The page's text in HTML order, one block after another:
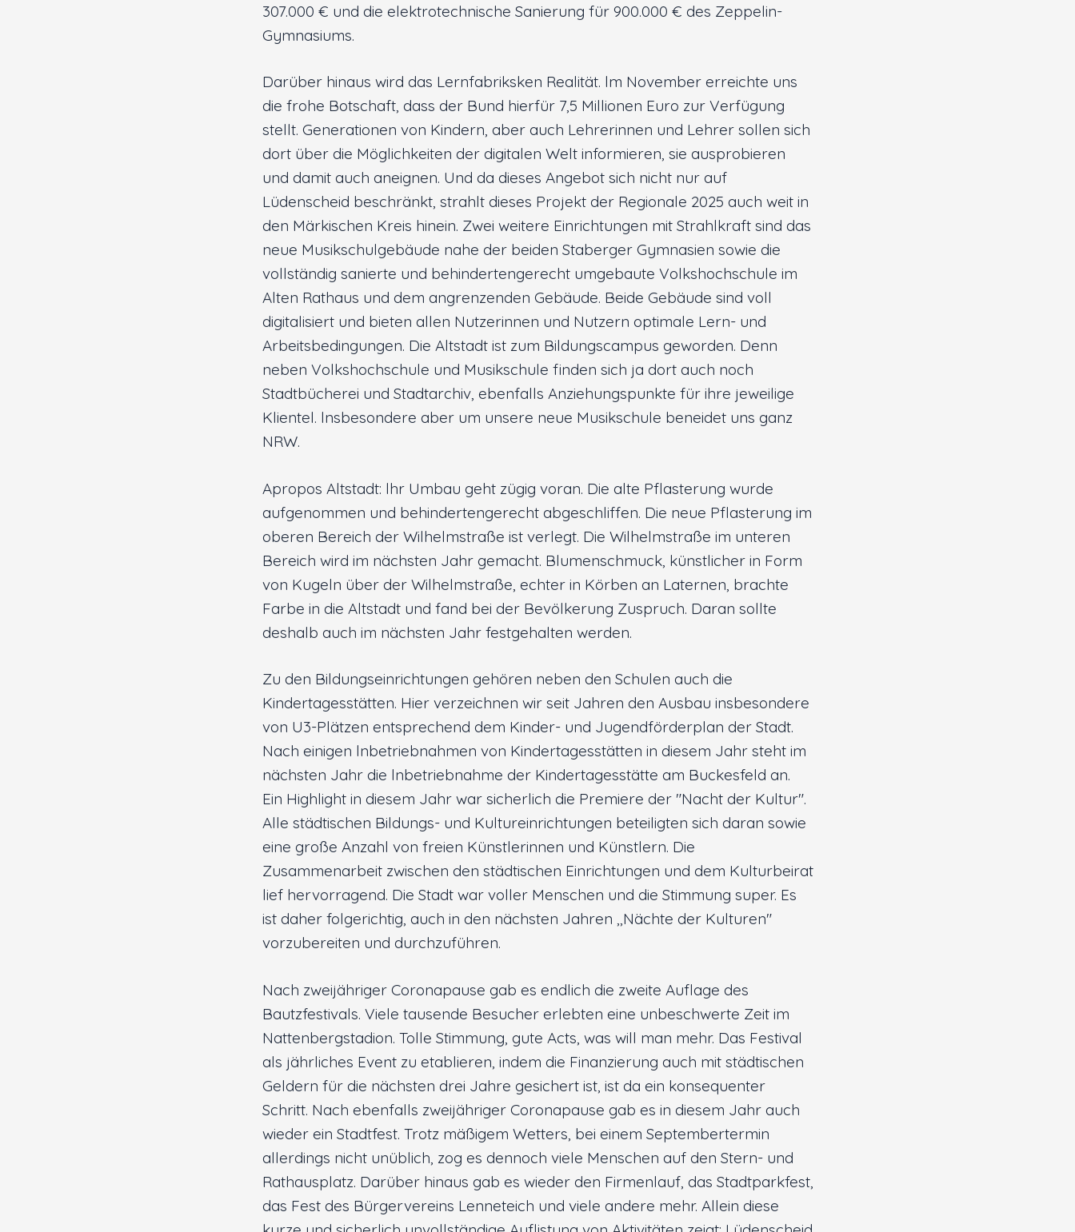
307.000 € und die elektrotechnische Sanierung für 900.000 € des Zeppelin-
Gymnasiums.
Darüber hinaus wird das Lernfabriksken Realität. lm November erreichte uns
die frohe Botschaft, dass der Bund hierfür 7,5 Millionen Euro zur Verfügung
stellt. Generationen von Kindern, aber auch Lehrerinnen und Lehrer sollen sich
dort über die Möglichkeiten der digitalen Welt informieren, sie ausprobieren
und damit auch aneignen. Und da dieses Angebot sich nicht nur auf
Lüdenscheid beschränkt, strahlt dieses Projekt der Regionale 2025 auch weit in
den Märkischen Kreis hinein. Zwei weitere Einrichtungen mit Strahlkraft sind das
neue Musikschulgebäude nahe der beiden Staberger Gymnasien sowie die
vollständig sanierte und behindertengerecht umgebaute Volkshochschule im
Alten Rathaus und dem angrenzenden Gebäude. Beide Gebäude sind voll
digitalisiert und bieten allen Nutzerinnen und Nutzern optimale Lern- und
Arbeitsbedingungen. Die Altstadt ist zum Bildungscampus geworden. Denn
neben Volkshochschule und Musikschule finden sich ja dort auch noch
Stadtbücherei und Stadtarchiv, ebenfalls Anziehungspunkte für ihre jeweilige
Klientel. lnsbesondere aber um unsere neue Musikschule beneidet uns ganz
NRW.
Apropos Altstadt: lhr Umbau geht zügig voran. Die alte Pflasterung wurde
aufgenommen und behindertengerecht abgeschliffen. Die neue Pflasterung im
oberen Bereich der Wilhelmstraße ist verlegt. Die Wilhelmstraße im unteren
Bereich wird im nächsten Jahr gemacht. Blumenschmuck, künstlicher in Form
von Kugeln über der Wilhelmstraße, echter in Körben an Laternen, brachte
Farbe in die Altstadt und fand bei der Bevölkerung Zuspruch. Daran sollte
deshalb auch im nächsten Jahr festgehalten werden.
Zu den Bildungseinrichtungen gehören neben den Schulen auch die
Kindertagesstätten. Hier verzeichnen wir seit Jahren den Ausbau insbesondere
von U3-Plätzen entsprechend dem Kinder- und Jugendförderplan der Stadt.
Nach einigen lnbetriebnahmen von Kindertagesstätten in diesem Jahr steht im
nächsten Jahr die lnbetriebnahme der Kindertagesstätte am Buckesfeld an.
Ein Highlight in diesem Jahr war sicherlich die Premiere der "Nacht der Kultur".
Alle städtischen Bildungs- und Kultureinrichtungen beteiligten sich daran sowie
eine große Anzahl von freien Künstlerinnen und Künstlern. Die
Zusammenarbeit zwischen den städtischen Einrichtungen und dem Kulturbeirat
lief hervorragend. Die Stadt war voller Menschen und die Stimmung super. Es
ist daher folgerichtig, auch in den nächsten Jahren ,,Nächte der Kulturen"
vorzubereiten und durchzuführen.
Nach zweijähriger Coronapause gab es endlich die zweite Auflage des
Bautzfestivals. Viele tausende Besucher erlebten eine unbeschwerte Zeit im
Nattenbergstadion. Tolle Stimmung, gute Acts, was will man mehr. Das Festival
als jährliches Event zu etablieren, indem die Finanzierung auch mit städtischen
Geldern für die nächsten drei Jahre gesichert ist, ist da ein konsequenter
Schritt. Nach ebenfalls zweijähriger Coronapause gab es in diesem Jahr auch
wieder ein Stadtfest. Trotz mäßigem Wetters, bei einem Septembertermin
allerdings nicht unüblich, zog es dennoch viele Menschen auf den Stern- und
Rathausplatz. Darüber hinaus gab es wieder den Firmenlauf, das Stadtparkfest,
das Fest des Bürgervereins Lenneteich und viele andere mehr. Allein diese